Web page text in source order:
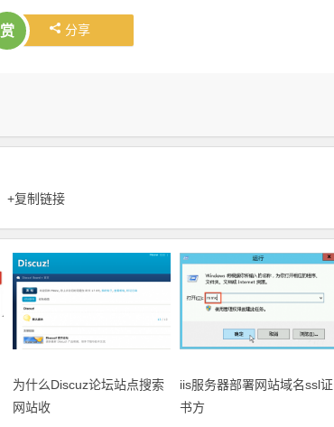
赏 分享
+复制链接
为什么Discuz论坛站点搜索
网站收
iis服务器部署网站域名ssl证
书方